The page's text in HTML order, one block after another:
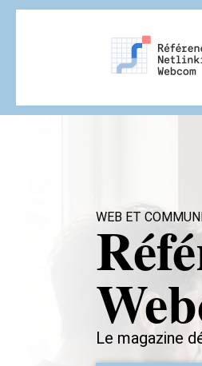
WEB ET
Le magazine